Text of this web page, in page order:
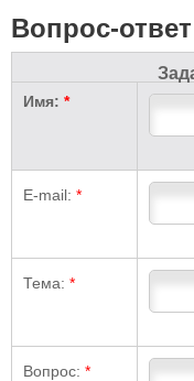
Вопрос-
Имя: *
E-mail: *
Тема: *
Вопрос: *